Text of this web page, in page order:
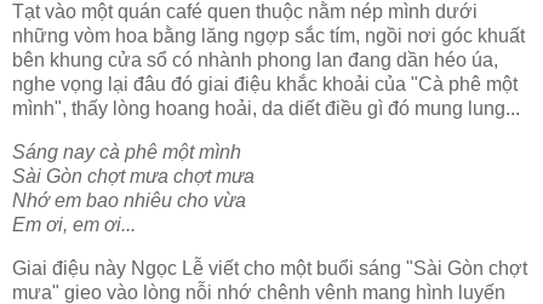
Tạt vào một quán café quen thuộc nằm nép mình dưới
những vòm hoa bằng lăng ngợp sắc tím, ngồi nơi góc khuất
bên khung cửa sổ có nhành phong lan đang dần héo úa,
nghe vọng lại đâu đó giai điệu khắc khoải của "Cà phê một
mình", thấy lòng hoang hoải, da diết điều gì đó mung lung...
Sáng nay cà phê một mình
Sài Gòn chợt mưa chợt mưa
Nhớ em bao nhiêu cho vừa
Em ơi, em ơi...
Giai điệu này Ngọc Lễ viết cho một buổi sáng "Sài Gòn chợt
mưa" gieo vào lòng nỗi nhớ chênh vênh mang hình luyến